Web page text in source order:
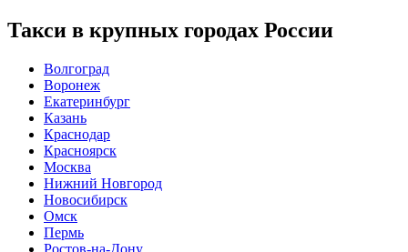
Такси в крупных городах России
Волгоград
Воронеж
Екатеринбург
Казань
Краснодар
Красноярск
Москва
Нижний Новгород
Новосибирск
Омск
Пермь
Ростов-на-Дону